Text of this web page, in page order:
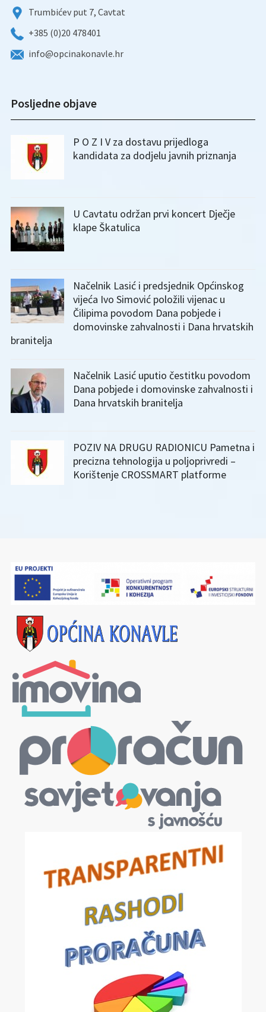
Trumbićev put 7, Cavtat
+385 (0)20 478401
info@opcinakonavle.hr
Posljedne objave
P O Z I V za dostavu prijedloga
kandidata za dodjelu javnih priznanja
U Cavtatu održan prvi koncert Dječje
klape Škatulica
Načelnik Lasić i predsjednik Općinskog
vijeća Ivo Simović položili vijenac u
Čilipima povodom Dana pobjede i
domovinske zahvalnosti i Dana hrvatskih
branitelja
Načelnik Lasić uputio čestitku povodom
Dana pobjede i domovinske zahvalnosti i
Dana hrvatskih branitelja
POZIV NA DRUGU RADIONICU Pametna i
precizna tehnologija u poljoprivredi –
Korištenje CROSSMART platforme